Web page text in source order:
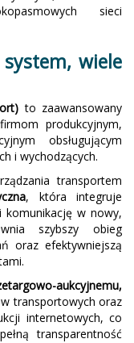
sieci
wiele
to zaawansowany
produkcyjnym,
obsługującym
i wychodzących.
transportem
, która integruje
komunikację w nowy,
szybszy obieg
oraz efektywniejszą
aukcyjnemu,
transportowych oraz
internetowych, co
transparentność